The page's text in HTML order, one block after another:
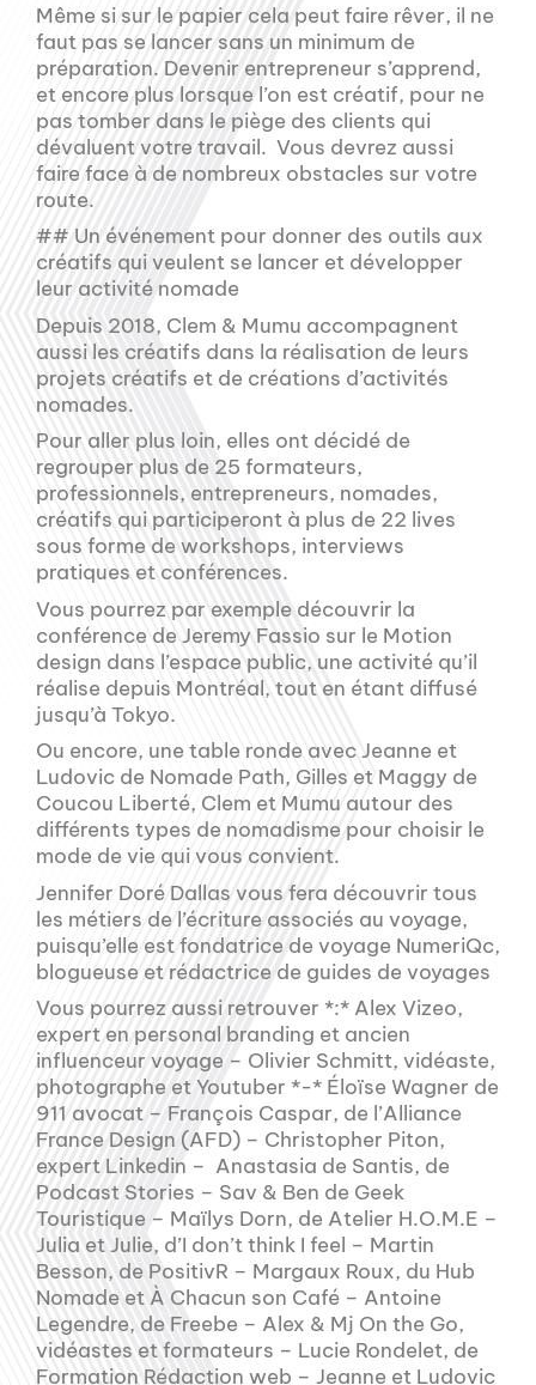
Même si sur le papier cela peut faire rêver, il ne
faut pas se lancer sans un minimum de
préparation. Devenir entrepreneur s’apprend,
et encore plus lorsque l’on est créatif, pour ne
pas tomber dans le piège des clients qui
dévaluent votre travail. Vous devrez aussi
faire face à de nombreux obstacles sur votre
route.
## Un événement pour donner des outils aux
créatifs qui veulent se lancer et développer
leur activité nomade
Depuis 2018, Clem & Mumu accompagnent
aussi les créatifs dans la réalisation de leurs
projets créatifs et de créations d’activités
nomades.
Pour aller plus loin, elles ont décidé de
regrouper plus de 25 formateurs,
professionnels, entrepreneurs, nomades,
créatifs qui participeront à plus de 22 lives
sous forme de workshops, interviews
pratiques et conférences.
Vous pourrez par exemple découvrir la
conférence de Jeremy Fassio sur le Motion
design dans l’espace public, une activité qu’il
réalise depuis Montréal, tout en étant diffusé
jusqu’à Tokyo.
Ou encore, une table ronde avec Jeanne et
Ludovic de Nomade Path, Gilles et Maggy de
Coucou Liberté, Clem et Mumu autour des
différents types de nomadisme pour choisir le
mode de vie qui vous convient.
Jennifer Doré Dallas vous fera découvrir tous
les métiers de l’écriture associés au voyage,
puisqu’elle est fondatrice de voyage NumeriQc,
blogueuse et rédactrice de guides de voyages
Vous pourrez aussi retrouver *:* Alex Vizeo,
expert en personal branding et ancien
influenceur voyage – Olivier Schmitt, vidéaste,
photographe et Youtuber *-* Éloïse Wagner de
911 avocat – François Caspar, de l’Alliance
France Design (AFD) – Christopher Piton,
expert Linkedin – Anastasia de Santis, de
Podcast Stories – Sav & Ben de Geek
Touristique – Maïlys Dorn, de Atelier H.O.M.E –
Julia et Julie, d’I don’t think I feel – Martin
Besson, de PositivR – Margaux Roux, du Hub
Nomade et À Chacun son Café – Antoine
Legendre, de Freebe – Alex & Mj On the Go,
vidéastes et formateurs – Lucie Rondelet, de
Formation Rédaction web – Jeanne et Ludovic